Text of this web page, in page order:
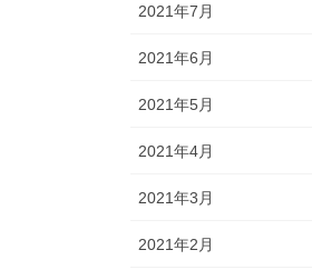
2021年7月
2021年6月
2021年5月
2021年4月
2021年3月
2021年2月